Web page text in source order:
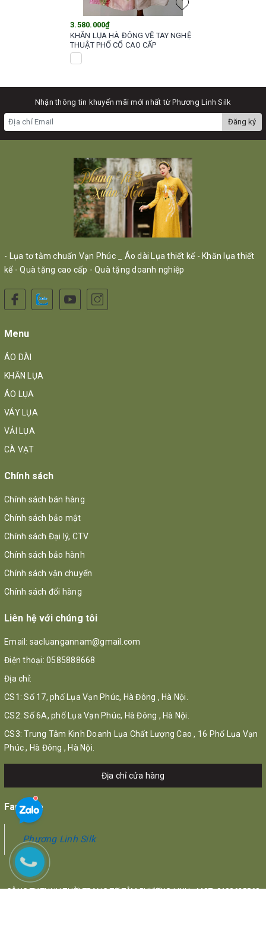
3.580.000₫
KHĂN LỤA HÀ ĐÔNG VẼ TAY NGHỆ
THUẬT PHỐ CỔ CAO CẤP
Nhận thông tin khuyến mãi mới nhất từ Phương Linh Silk
Đăng ký
- Lụa tơ tằm chuẩn Vạn Phúc _ Áo dài Lụa thiết kế - Khăn lụa thiết
kế - Quà tặng cao cấp - Quà tặng doanh nghiệp
Menu
ÁO DÀI
KHĂN LỤA
ÁO LỤA
VÁY LỤA
VẢI LỤA
CÀ VẠT
Chính sách
Chính sách bán hàng
Chính sách bảo mật
Chính sách Đại lý, CTV
Chính sách bảo hành
Chính sách vận chuyển
Chính sách đổi hàng
Liên hệ với chúng tôi
Email: sacluangannam@gmail.com
Điện thoại: 0585888668
Địa chỉ:
CS1: Số 17, phố Lụa Vạn Phúc, Hà Đông , Hà Nội.
CS2: Số 6A, phố Lụa Vạn Phúc, Hà Đông , Hà Nội.
CS3: Trung Tâm Kinh Doanh Lụa Chất Lượng Cao , 16 Phố Lụa Vạn
Phúc , Hà Đông , Hà Nội.
Địa chỉ cửa hàng
CÔNG TY TNHH THỜI TRANG TƠ TẰM PHƯƠNG LINH - MST: 0108625568
Fanpage
Phương Linh Silk